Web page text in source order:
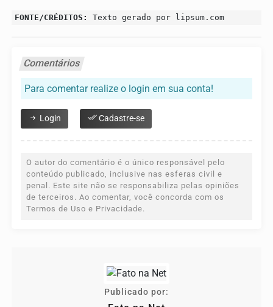
FONTE/CRÉDITOS: Texto gerado por lipsum.com
Comentários
Para comentar realize o login em sua conta!
Login Cadastre-se
O autor do comentário é o único responsável pelo
conteúdo publicado, inclusive nas esferas civil e
penal. Este site não se responsabiliza pelas opiniões
de terceiros. Ao comentar, você concorda com os
Termos de Uso e Privacidade.
Publicado por: